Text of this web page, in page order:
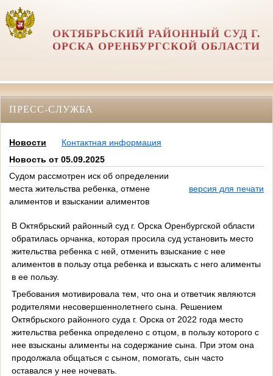
ОКТЯБРЬСКИЙ РАЙОННЫЙ СУД Г.
ОРСКА ОРЕНБУРГСКОЙ ОБЛАСТИ
ПРЕСС-СЛУЖБА
Новости
Контактная информация
Новость от 05.09.2025
Судом рассмотрен иск об определении
места жительства ребенка, отмене
алиментов и взыскании алиментов
версия для печати
В Октябрьский районный суд г. Орска Оренбургской области
обратилась орчанка, которая просила суд установить место
жительства ребенка с ней, отменить взыскание с нее
алиментов в пользу отца ребенка и взыскать с него алименты
в ее пользу.
Требования мотивировала тем, что она и ответчик являются
родителями несовершеннолетнего сына. Решением
Октябрьского районного суда г. Орска от 2022 года место
жительства ребенка определено с отцом, в пользу которого с
нее взысканы алименты на содержание сына. При этом она
продолжала общаться с сыном, помогать, сын часто
оставался у нее ночевать.